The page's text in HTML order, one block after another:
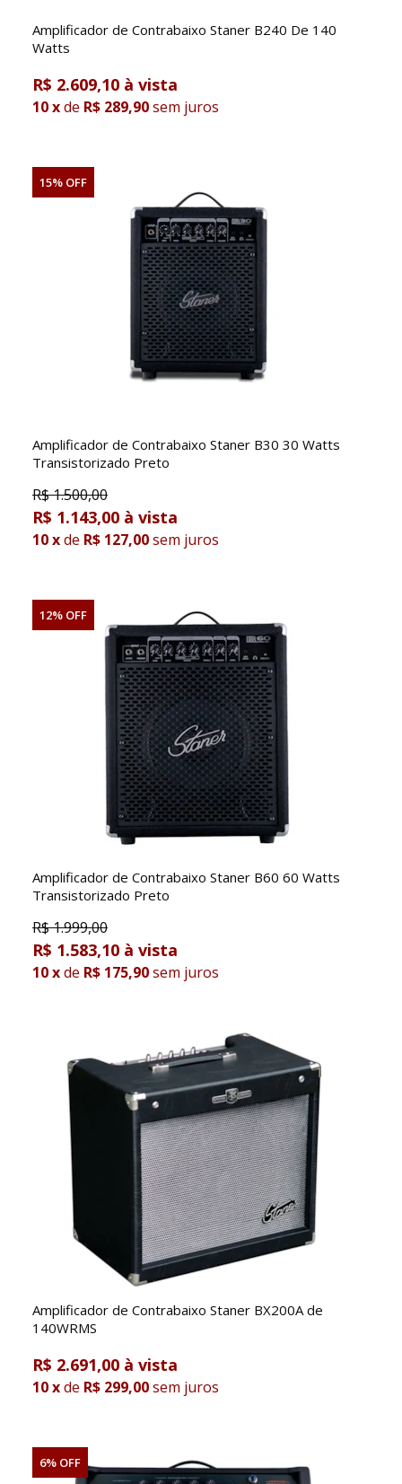
Amplificador de Contrabaixo Staner B240 De 140
Watts
R$ 2.609,10
10xde R$ 289,90sem juros
15% OFF
Amplificador de Contrabaixo Staner B30 30 Watts
Transistorizado Preto
R$1.500,00
R$ 1.143,00
10xde R$ 127,00sem juros
12% OFF
Amplificador de Contrabaixo Staner B60 60 Watts
Transistorizado Preto
R$1.999,00
R$ 1.583,10
10xde R$ 175,90sem juros
Amplificador de Contrabaixo Staner BX200A de
140WRMS
R$ 2.691,00
10xde R$ 299,00sem juros
6% OFF